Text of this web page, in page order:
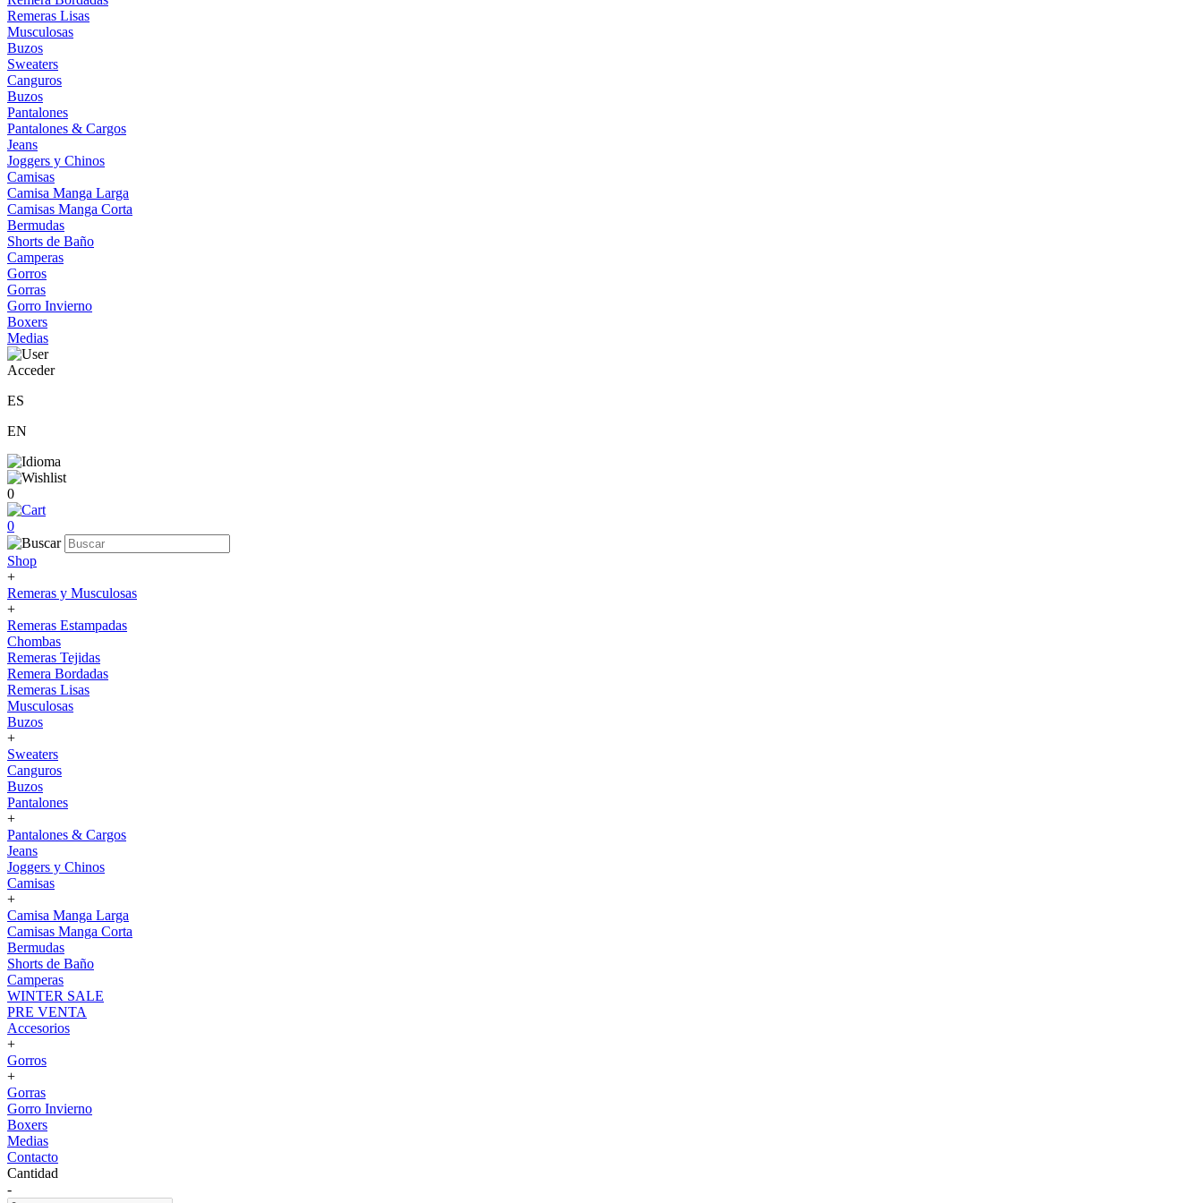
Remeras Lisas
Musculosas
Buzos
Sweaters
Canguros
Buzos
Pantalones
Pantalones & Cargos
Jeans
Joggers y Chinos
Camisas
Camisa Manga Larga
Camisas Manga Corta
Bermudas
Shorts de Baño
Camperas
Gorros
Gorras
Gorro Invierno
Boxers
Medias
Acceder
ES
EN
0
0
Shop
+
Remeras y Musculosas
+
Remeras Estampadas
Chombas
Remeras Tejidas
Remera Bordadas
Remeras Lisas
Musculosas
Buzos
+
Sweaters
Canguros
Buzos
Pantalones
+
Pantalones & Cargos
Jeans
Joggers y Chinos
Camisas
+
Camisa Manga Larga
Camisas Manga Corta
Bermudas
Shorts de Baño
Camperas
WINTER SALE
PRE VENTA
Accesorios
+
Gorros
+
Gorras
Gorro Invierno
Boxers
Medias
Contacto
Cantidad
-